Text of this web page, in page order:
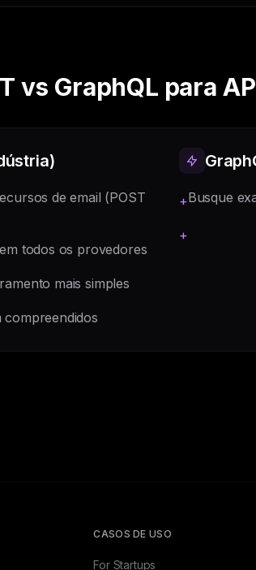
vs GraphQL para
de email (POST
todos os provedores
mais simples
+Busque
+
CASOS DE USO
For Startups